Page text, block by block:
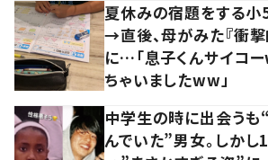
夏休みの宿題をする小
→直後、母がみた『衝撃
に…「息子くんサイコー
ちゃいましたww」
中学生の時に出会う
んでいた”男女。しか